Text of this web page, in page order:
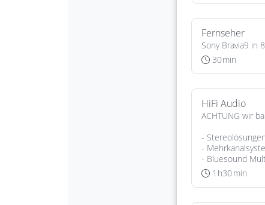
Mit der Anmeldung akzeptieren Sie unsere
. Sie können sich